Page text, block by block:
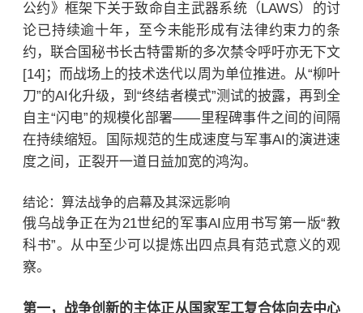
公约》框架下关于致命自主武器系统（LAWS）的讨
论已持续逾十年，至今未能形成有法律约束力的条
约，联合国秘书长古特雷斯的多次禁令呼吁亦无下文
[14]；而战场上的技术迭代以周为单位推进。从“柳叶
刀”的AI化升级，到“终结者模式”测试的披露，再到全
自主“闪电”的规模化部署——里程碑事件之间的间隔
在持续缩短。国际规范的生成速度与军事AI的演进速
度之间，正裂开一道日益加宽的鸿沟。
结论：算法战争的启幕及其深远影响
俄乌战争正在为21世纪的军事AI应用书写第一版“教
科书”。从中至少可以提炼出四点具有范式意义的观
察。
第一，战争创新的主体正从国家军工复合体向去中心